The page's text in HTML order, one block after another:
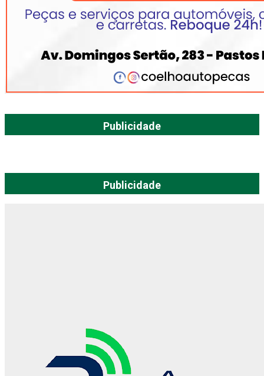
Publicidade
Publicidade